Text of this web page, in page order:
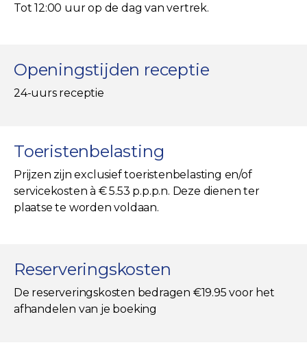
Tot 12:00 uur op de dag van vertrek.
Openingstijden receptie
24-uurs receptie
Toeristenbelasting
Prijzen zijn exclusief toeristenbelasting en/of
servicekosten à € 5.53 p.p.p.n. Deze dienen ter
plaatse te worden voldaan.
Reserveringskosten
De reserveringskosten bedragen €19.95 voor het
afhandelen van je boeking